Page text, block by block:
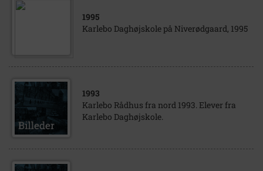
1995
Karlebo Daghøjskole på Niverødgaard, 1995
1993
Karlebo Rådhus fra nord 1993. Elever fra
Karlebo Daghøjskole.